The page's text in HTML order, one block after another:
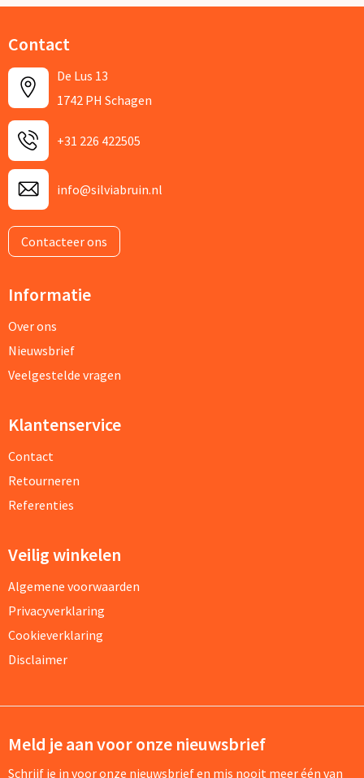
Contact
De Lus 13
1742 PH Schagen
+31 226 422505
info@silviabruin.nl
Contacteer ons
Informatie
Over ons
Nieuwsbrief
Veelgestelde vragen
Klantenservice
Contact
Retourneren
Referenties
Veilig winkelen
Algemene voorwaarden
Privacyverklaring
Cookieverklaring
Disclaimer
Meld je aan voor onze nieuwsbrief
Schrijf je in voor onze nieuwsbrief en mis nooit meer één van